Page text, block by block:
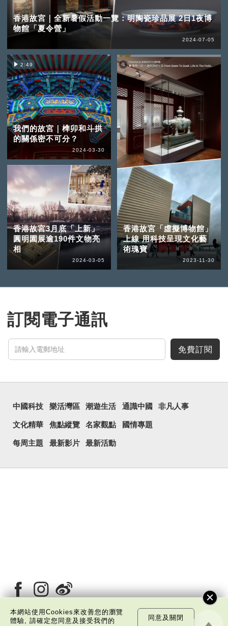
香港故宮｜全新暑假活動一覽：明陶瓷珍品展 2日1夜博
物館「夏令營」
2024-07-05
2:49
我們的故宮｜榫卯和斗拱
的關係密不可分？
2024-03-30
香港故宮3月底「上新」
圓明園展逾190件文物亮
相
2024-03-05
香港故宮「虛擬博物館」
上線 用科技呈現文化藝
術瑰寶
2023-11-30
訂閱電子通訊
免費訂閱
中國科技 樂活灣區 潮遊生活 通識中國 非凡人事
文化精華 焦點縱覽 名家觀點 國情專題
每周主題 最新影片 最新活動
本網站使用Cookies來改善您的瀏覽
體驗, 請確定您同意及接受我們的
同意及關閉